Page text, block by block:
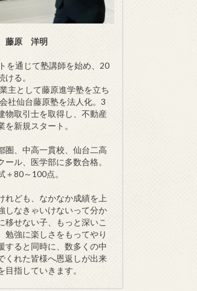
藤原 洋明
を通じて塾講師を始め、20
ける。
主として藤原進学塾を立ち
社仙台藤原塾を法人化。3
物取引士を取得し、不動産
を新規スタート。
圏、中高一貫校、仙台二高
ール、医学部に多数合格。
＋80～100点。
れども、なかなか成績を上
しなきゃいけないって分か
移せない子、もっと深いこ
勉強に楽しさをもってやり
すると同時に、数多くの中
くれた皆様へ恩返しが出来
目指していきます。